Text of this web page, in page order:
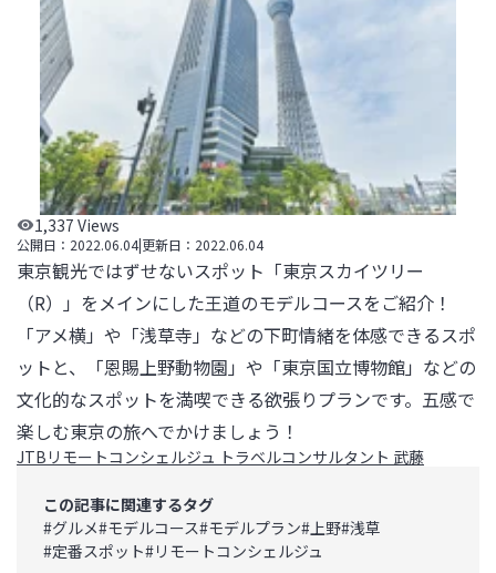
1,337 Views
公開日： 2022.06.04|更新日： 2022.06.04
東京観光ではずせないスポット「東京スカイツリー
（R）」をメインにした王道のモデルコースをご紹介！
「アメ横」や「浅草寺」などの下町情緒を体感できるスポ
ットと、「恩賜上野動物園」や「東京国立博物館」などの
文化的なスポットを満喫できる欲張りプランです。五感で
楽しむ東京の旅へでかけましょう！
JTBリモートコンシェルジュ トラベルコンサルタント 武藤
この記事に関連するタグ
#グルメ#モデルコース#モデルプラン#上野#浅草
#定番スポット#リモートコンシェルジュ